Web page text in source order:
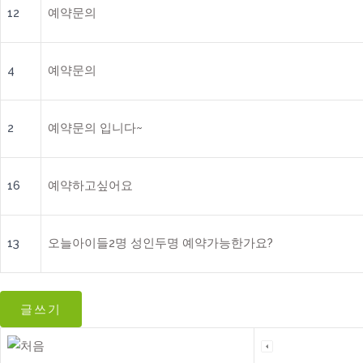
12 예약문의
4 예약문의
2 예약문의 입니다~
16 예약하고싶어요
13 오늘아이들2명 성인두명 예약가능한가요?
글쓰기